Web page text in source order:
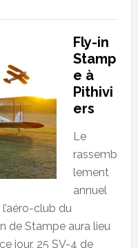
Fly-in
Stamp
e à
Pithivi
ers
Le
rassemb
lement
annuel
club du
de Stampe aura lieu
jour, 25 SV-4 de